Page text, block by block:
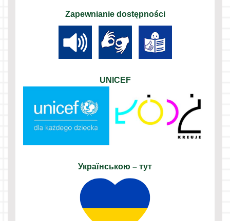
Zapewnianie dostępności
UNICEF
Українською – тут